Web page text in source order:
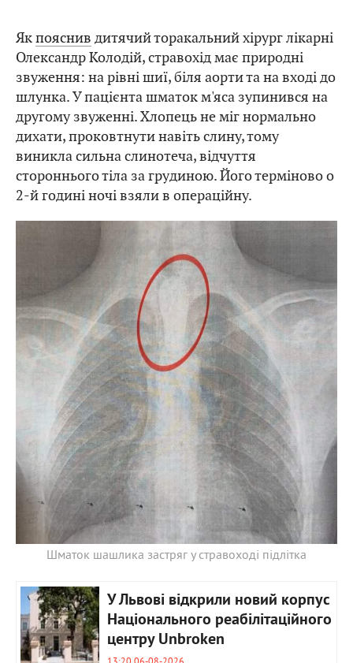
Якпояснив дитячий торакальний хірург лікарні
Олександр Колодій, стравохід має природні
звуження: на рівні шиї, біля аорти та на вході до
шлунка. У пацієнта шматок м'яса зупинився на
другому звуженні. Хлопець не міг нормально
дихати, проковтнути навіть слину, тому
виникла сильна слинотеча, відчуття
стороннього тіла за грудиною. Його терміново о
2-й годині ночі взяли в операційну.
Шматок шашлика застряг у стравоході підлітка
У Львові відкрили новий корпус
Національного реабілітаційного
центру Unbroken